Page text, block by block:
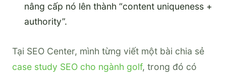
nâng cấp nó lên thành “content uniqueness +
authority”.
Tại SEO Center, mình từng viết một bài chia sẻ
case study SEO cho ngành golf, trong đó có